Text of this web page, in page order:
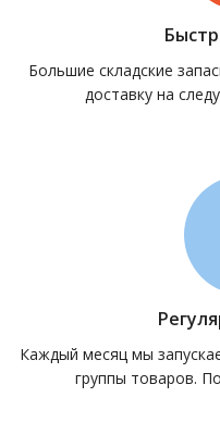
Большие складские
доставку на
Каждый месяц мы
группы товаров.